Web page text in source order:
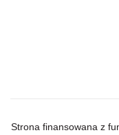
Strona finansowana z